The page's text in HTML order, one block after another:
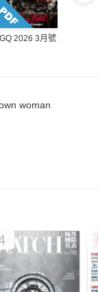
GQ 2026 3月號
woman